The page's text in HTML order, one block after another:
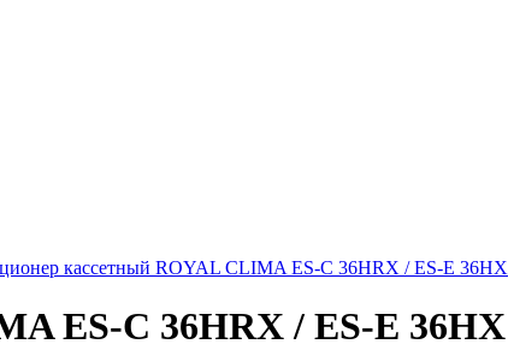
кассетный ROYAL CLIMA ES-C 36HRX / ES-E 36HX
ES-C 36HRX / ES-E 36HX